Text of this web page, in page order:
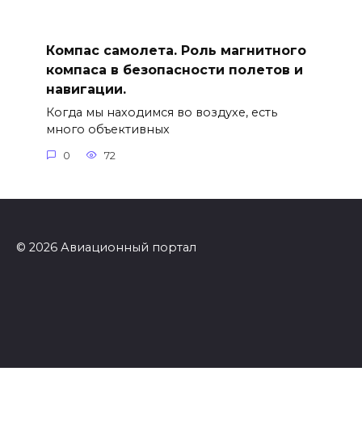
Компас самолета. Роль магнитного
компаса в безопасности полетов и
навигации.
Когда мы находимся во воздухе, есть
много объективных
0 72
© 2026 Авиационный портал